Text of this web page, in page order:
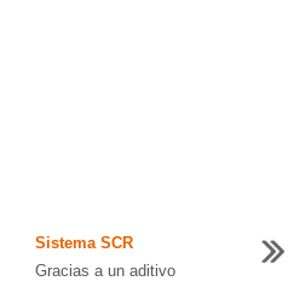
Sistema SCR
Gracias a un aditivo